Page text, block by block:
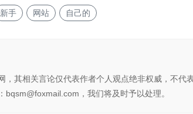
新手 网站 自己的
，其相关言论仅代表作者个人观点绝非权威，不代
bqsm@foxmail.com，我们将及时予以处理。